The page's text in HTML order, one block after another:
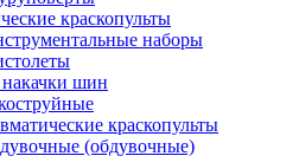
краскопульты
наборы
шин
краскопульты
(обдувочные)